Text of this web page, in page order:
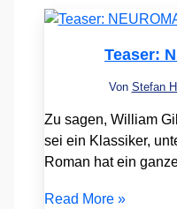
Teaser:
Von Stefan
Zu sagen, William
sei ein Klassiker,
Roman hat ein
Read More »